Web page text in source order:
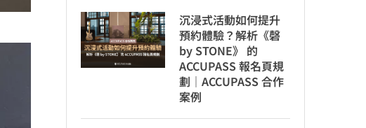
沉浸式活動如何提升
預約體驗？解析《磬
by STONE》 的
ACCUPASS 報名頁規
劃｜ACCUPASS 合作
案例